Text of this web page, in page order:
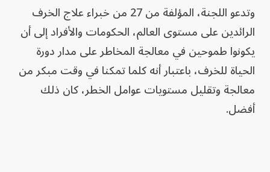
وتدعو اللجنة، المؤلفة من 27 من خبراء علاج الخرف
الرائدين على مستوى العالم، الحكومات والأفراد إلى أن
يكونوا طموحين في معالجة المخاطر على مدار دورة
الحياة للخرف، باعتبار أنه كلما تمكنا في وقت مبكر من
معالجة وتقليل مستويات عوامل الخطر، كان ذلك
أفضل.